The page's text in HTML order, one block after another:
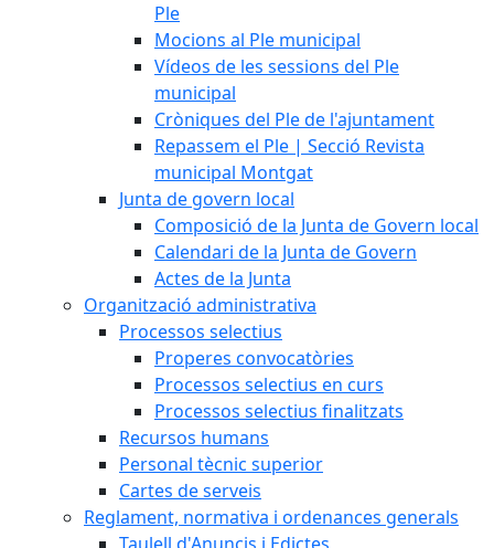
Ple
Mocions al Ple municipal
Vídeos de les sessions del Ple
municipal
Cròniques del Ple de l'ajuntament
Repassem el Ple | Secció Revista
municipal Montgat
Junta de govern local
Composició de la Junta de Govern local
Calendari de la Junta de Govern
Actes de la Junta
Organització administrativa
Processos selectius
Properes convocatòries
Processos selectius en curs
Processos selectius finalitzats
Recursos humans
Personal tècnic superior
Cartes de serveis
Reglament, normativa i ordenances generals